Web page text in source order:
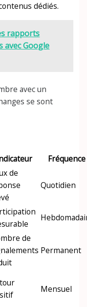
dédiés.
rapports
avec Google
avec un
se sont
Fréquence
de
Quotidien
de
Permanent
Mensuel